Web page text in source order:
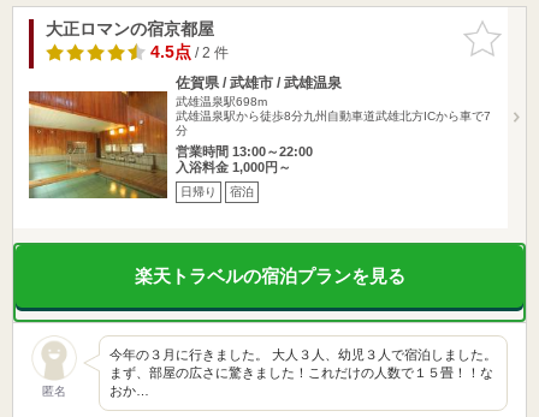
お気に入
りに追加
大正ロマンの宿京都屋
4.5点/ 2 件
佐賀県 / 武雄市 / 武雄温泉
武雄温泉駅698m
武雄温泉駅から徒歩8分九州自動車道武雄北方ICから車で7
分
営業時間 13:00～22:00
入浴料金 1,000円～
日帰り 宿泊
楽天トラベルの宿泊プランを見る
匿名
今年の３月に行きました。 大人３人、幼児３人で宿泊しました。
まず、部屋の広さに驚きました！これだけの人数で１５畳！！な
おか…